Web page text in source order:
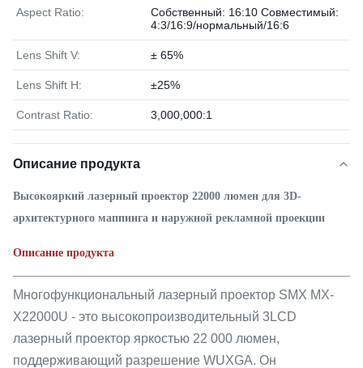
Aspect Ratio:
Собственный: 16:10 Совместимый:
4:3/16:9/нормальный/16:6
Lens Shift V: ± 65%
Lens Shift H: ±25%
Contrast Ratio: 3,000,000:1
Описание продукта
Высокояркий лазерный проектор 22000 люмен для 3D-
архитектурного маппинга и наружной рекламной проекции
Описание продукта
Многофункциональный лазерный проектор SMX MX-
X22000U - это высокопроизводительный 3LCD
лазерный проектор яркостью 22 000 люмен,
поддерживающий разрешение WUXGA. Он